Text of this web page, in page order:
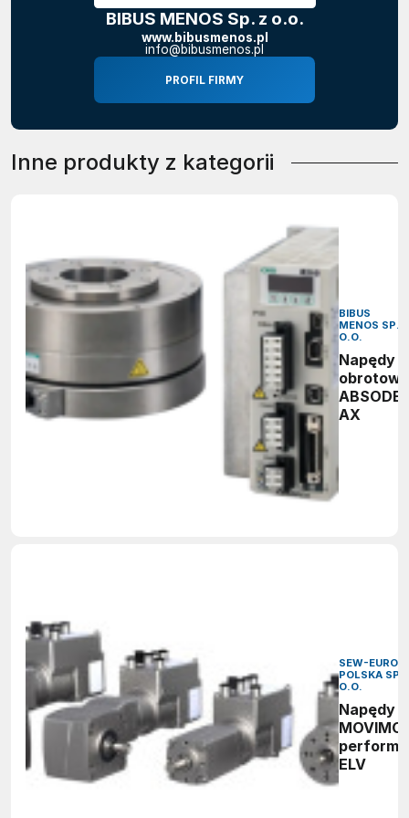
BIBUS MENOS Sp. z o.o.
www.bibusmenos.pl
info@bibusmenos.pl
PROFIL FIRMY
Inne produkty z kategorii
BIBUS
MENOS SP. Z
O.O.
Napędy
obrotowe
AX
SEW-
POLSKA SP.
O.O.
Napędy
ELV